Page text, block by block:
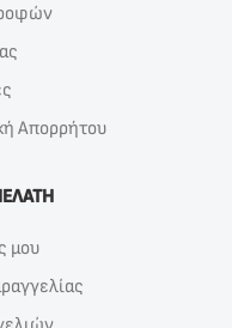
Απορρήτου
μου